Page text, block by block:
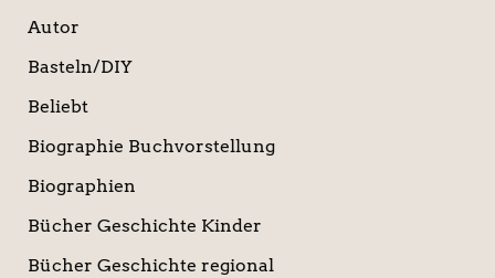
Autor
Basteln/DIY
Beliebt
Biographie Buchvorstellung
Biographien
Bücher Geschichte Kinder
Bücher Geschichte regional